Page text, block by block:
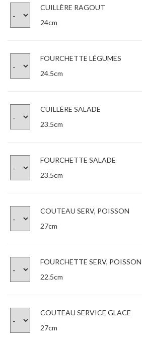
CUILLÈRE RAGOUT
24cm
FOURCHETTE LÉGUMES
24.5cm
CUILLÈRE SALADE
23.5cm
FOURCHETTE SALADE
23.5cm
COUTEAU SERV, POISSON
27cm
FOURCHETTE SERV, POISSON
22.5cm
COUTEAU SERVICE GLACE
27cm